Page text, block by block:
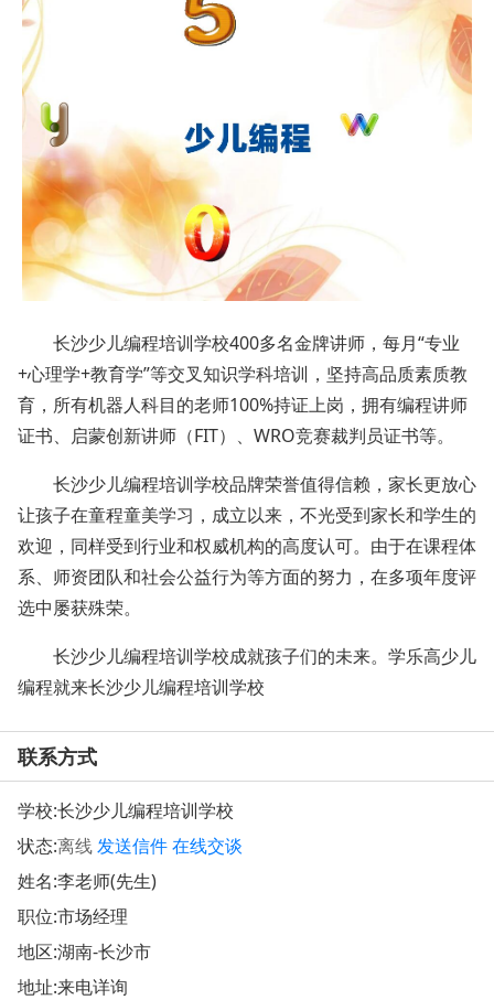
长沙少儿编程培训学校400多名金牌讲师，每月“专业
+心理学+教育学”等交叉知识学科培训，坚持高品质素质教
育，所有机器人科目的老师100%持证上岗，拥有编程讲师
证书、启蒙创新讲师（FIT）、WRO竞赛裁判员证书等。
长沙少儿编程培训学校品牌荣誉值得信赖，家长更放心
让孩子在童程童美学习，成立以来，不光受到家长和学生的
欢迎，同样受到行业和权威机构的高度认可。由于在课程体
系、师资团队和社会公益行为等方面的努力，在多项年度评
选中屡获殊荣。
长沙少儿编程培训学校成就孩子们的未来。学乐高少儿
编程就来长沙少儿编程培训学校
联系方式
学校:长沙少儿编程培训学校
状态:离线发送信件在线交谈
姓名:李老师(先生)
职位:市场经理
地区:湖南-长沙市
地址:来电详询